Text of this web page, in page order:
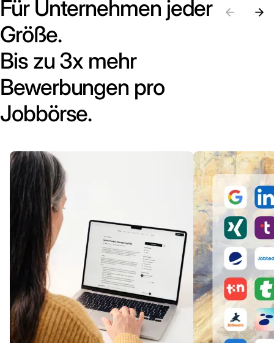
Für Unternehmen jeder
Größe.
Bis zu 3x mehr
Bewerbungen pro
Jobbörse.